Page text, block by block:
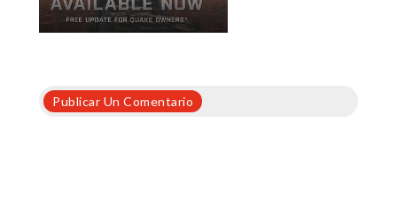
Publicar Un Comentario